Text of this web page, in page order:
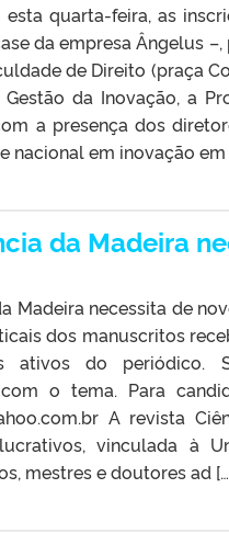
quarta-feira, as
da empresa Ângelus
de Direito (praça
da Inovação, a
a presença dos
nacional em inovação
da Madeira
Madeira necessita de
dos manuscritos
ativos do periódico.
o tema. Para
A revista
vinculada à
mestres e doutores ad